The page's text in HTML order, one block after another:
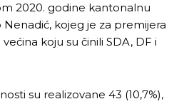
2020. godine kantonalnu
kojeg je za premijera
koju su činili SDA, DF i
su realizovane 43 (10,7%),